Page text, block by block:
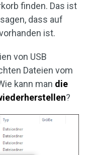
finden. Das ist
dass auf
ist.
von USB
Dateien vom
kann man die
?